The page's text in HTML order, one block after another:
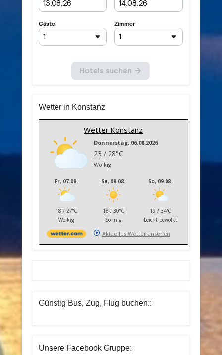
Wetter in Konstanz
Wetter Konstanz
Donnerstag, 06.08.2026
23 / 28°C
Wolkig
Fr, 07.08.
18 / 27°C
Wolkig
Sa, 08.08.
18 / 30°C
Sonnig
So, 09.08.
19 / 34°C
Leicht bewölkt
Aktuelles Wetter ansehen
Günstig Bus, Zug, Flug buchen::
Unsere Facebook Gruppe: